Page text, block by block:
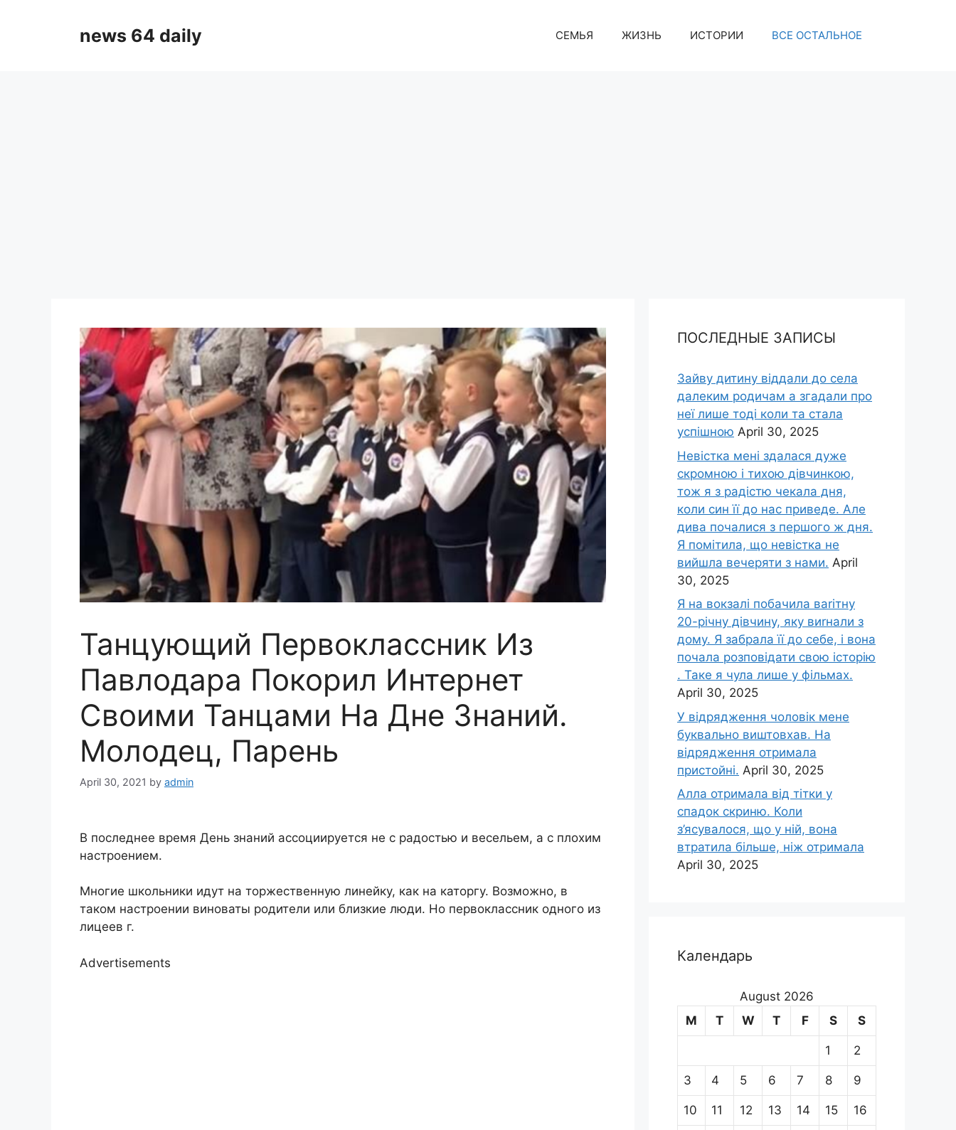
news 64 daily СЕМЬЯ ЖИЗНЬ ИСТОРИИ ВСЕ ОСТАЛЬНОЕ
Танцующий Первоклассник Из
Павлодара Покорил Интернет
Своими Танцами На Дне Знаний.
Молодец, Парень
April 30, 2021 by admin
В последнее время День знаний ассоциируется не с радостью и весельем, а с плохим
настроением.
Многие школьники идут на торжественную линейку, как на каторгу. Возможно, в
таком настроении виноваты родители или близкие люди. Но первоклассник одного из
лицеев г.
Advertisements
ПОСЛЕДНЫЕ ЗАПИСЫ
Зайву дитину віддали до села
далеким родичам а згадали про
неї лише тоді коли та стала
успішною April 30, 2025
Невістка мені здалася дуже
скромною і тихою дівчинкою,
тож я з радістю чекала дня,
коли син її до нас приведе. Але
дива почалися з першого ж дня.
Я помітила, що невістка не
вийшла вечеряти з нами. April
30, 2025
Я на вокзалі побачила ваrітну
20-річну дівчину, яку виrнали з
дому. Я забрала її до себе, і вона
почала розповідати свою історію
. Таке я чула лише у фільмах.
April 30, 2025
У відрядження чоловік мене
буквально виштовхав. На
відрядження отримала
пристойні. April 30, 2025
Алла отримала від тітки у
спадок скриню. Коли
з’ясувалося, що у ній, вона
втратила більше, ніж отримала
April 30, 2025
Календарь
August 2026
M
T W T F S S
1 2
3 4 5 6 7 8 9
10 11 12 13 14 15 16